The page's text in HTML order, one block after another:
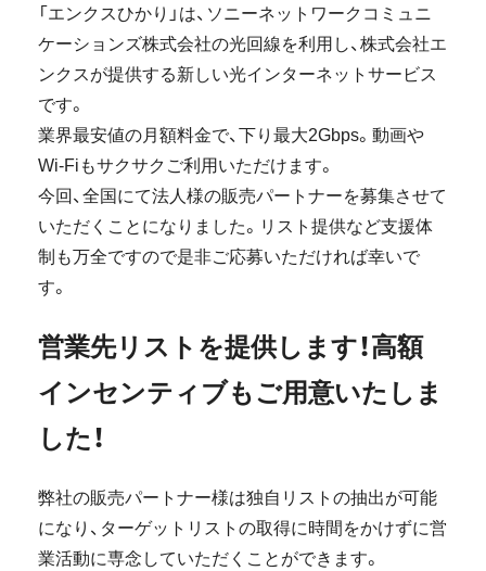
「エンクスひかり」は、ソニーネットワークコミュニ
ケーションズ株式会社の光回線を利用し、株式会社エ
ンクスが提供する新しい光インターネットサービス
です。
業界最安値の月額料金で、下り最大2Gbps。動画や
Wi-Fiもサクサクご利用いただけます。
今回、全国にて法人様の販売パートナーを募集させて
いただくことになりました。リスト提供など支援体
制も万全ですので是非ご応募いただければ幸いで
す。
営業先リストを提供します！高額
インセンティブもご用意いたしま
した！
弊社の販売パートナー様は独自リストの抽出が可能
になり、ターゲットリストの取得に時間をかけずに営
業活動に専念していただくことができます。